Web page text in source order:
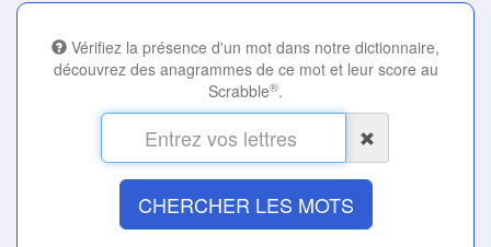
Vérifiez la présence d'un mot dans notre dictionnaire,
découvrez des anagrammes de ce mot et leur score au
Scrabble®.
CHERCHER LES MOTS